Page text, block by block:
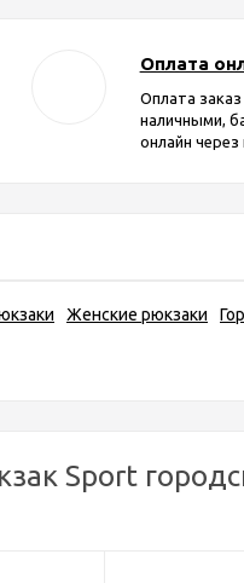
Оплата
Оплата
наличными,
онлайн
Женские рюкзаки
Sport